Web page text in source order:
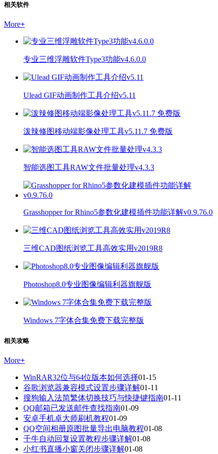
相关软件
More+
专业三维浮雕软件Type3功能v4.6.0.0
Ulead GIF动画制作工具介绍v5.11
泼辣修图移动端影像处理工具v5.11.7 免费版
智能选图工具RAW文件批量处理v4.3.3
Grasshopper for Rhino5参数化建模插件功能详解v0.9.76.0
三维CAD图纸浏览工具高效实用v2019R8
Photoshop8.0专业图像编辑利器旗舰版
Windows 7字体合集免费下载完整版
相关攻略
More+
WinRAR32位与64位版本如何选择01-15
谷歌浏览器兼容模式设置步骤详解01-11
搜狗输入法简繁体切换技巧与快捷键指南01-11
QQ邮箱已发送邮件查找指南01-09
安卓手机卓大师刷机教程01-09
QQ空间相册原图批量导出电脑教程01-08
千牛自动回复设置教程步骤详解01-08
小红书直播小窗关闭步骤详解01-08